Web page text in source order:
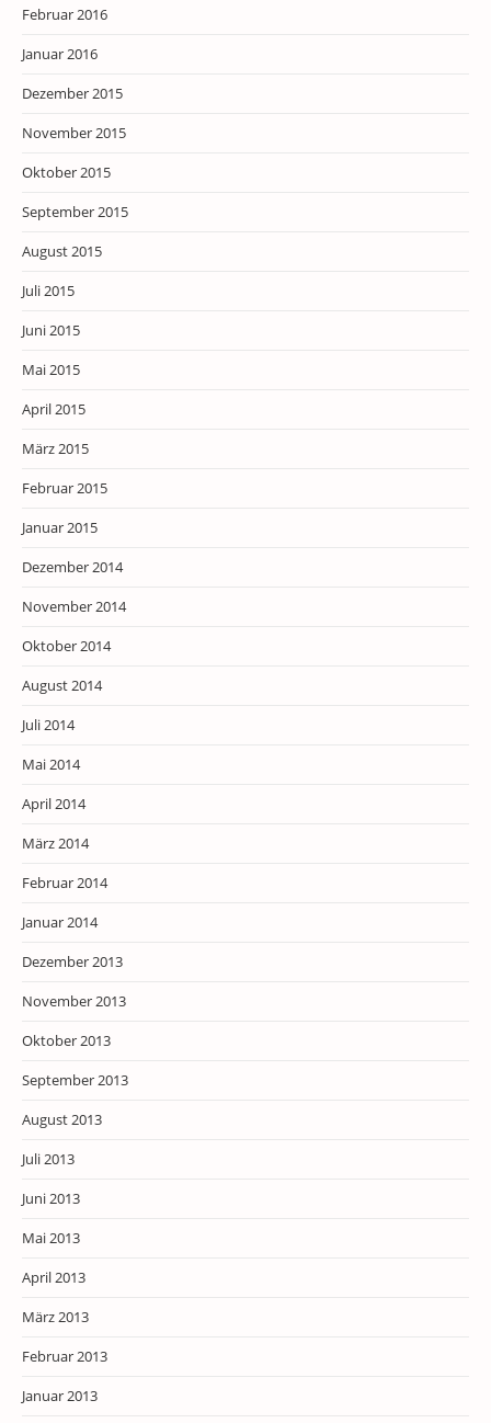
Februar 2016
Januar 2016
Dezember 2015
November 2015
Oktober 2015
September 2015
August 2015
Juli 2015
Juni 2015
Mai 2015
April 2015
März 2015
Februar 2015
Januar 2015
Dezember 2014
November 2014
Oktober 2014
August 2014
Juli 2014
Mai 2014
April 2014
März 2014
Februar 2014
Januar 2014
Dezember 2013
November 2013
Oktober 2013
September 2013
August 2013
Juli 2013
Juni 2013
Mai 2013
April 2013
März 2013
Februar 2013
Januar 2013